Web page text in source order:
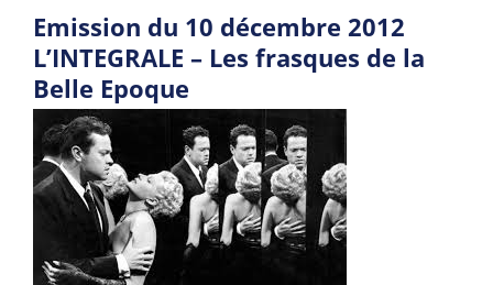
Emission du 10 décembre 2012
L’INTEGRALE – Les frasques de la
Belle Epoque